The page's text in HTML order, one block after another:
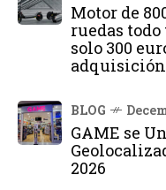
Motor de
ruedas
solo 300
BLOG
GAME se
2026